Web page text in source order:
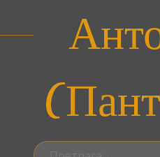
Претрага